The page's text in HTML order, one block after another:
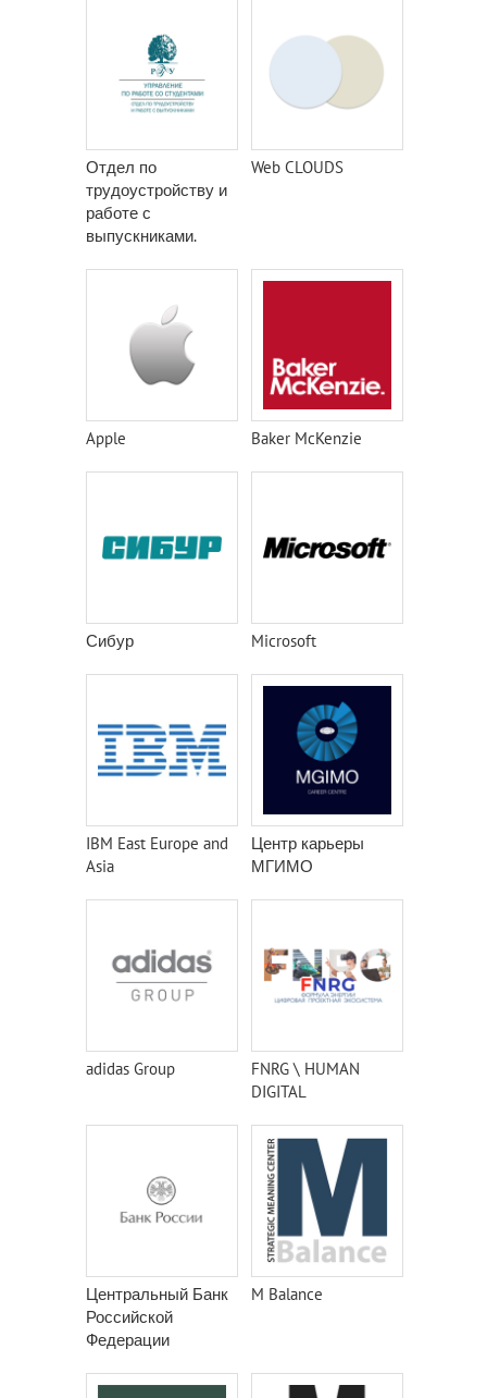
Отдел по
трудоустройству и
работе с
выпускниками.
Web CLOUDS
Apple Baker McKenzie
Сибур Microsoft
IBM East Europe and
Asia
Центр карьеры
МГИМО
adidas Group
FNRG \ HUMAN
DIGITAL
Центральный Банк
Российской
Федерации
M Balance